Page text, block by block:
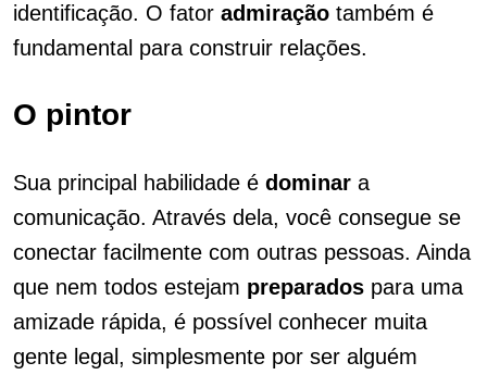
identificação. O fator admiração também é
fundamental para construir relações.
O pintor
Sua principal habilidade é dominar a
comunicação. Através dela, você consegue se
conectar facilmente com outras pessoas. Ainda
que nem todos estejam preparados para uma
amizade rápida, é possível conhecer muita
gente legal, simplesmente por ser alguém